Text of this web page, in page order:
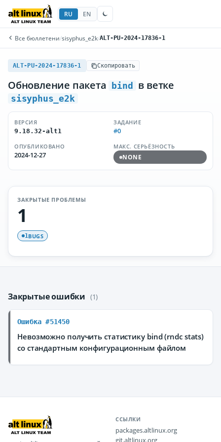
RU EN
Все бюллетени/sisyphus_e2k/ALT-PU-2024-17836-1
ALT-PU-2024-17836-1 Скопировать
Обновление пакета bind в ветке
sisyphus_e2k
ВЕРСИЯ
9.18.32-alt1
ЗАДАНИЕ
#0
ОПУБЛИКОВАНО
2024-12-27
МАКС. СЕРЬЁЗНОСТЬ
NONE
ЗАКРЫТЫЕ ПРОБЛЕМЫ
1
1BUGS
Закрытые ошибки (1)
Ошибка #51450
Невозможно получить статистику bind (rndc stats)
со стандартным конфигурационным файлом
ССЫЛКИ
packages.altlinux.org
git.altlinux.org